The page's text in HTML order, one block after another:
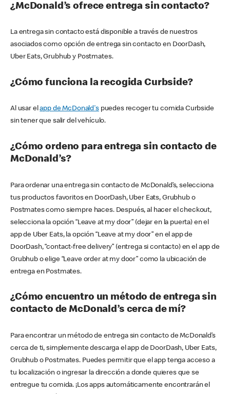
¿McDonald’s ofrece entrega sin contacto?
La entrega sin contacto está disponible a través de nuestros
asociados como opción de entrega sin contacto en DoorDash,
Uber Eats, Grubhub y Postmates.
¿Cómo funciona la recogida Curbside?
Al usar elapp de McDonald'spuedes recoger tu comida Curbside
sin tener que salir del vehículo.
¿Cómo ordeno para entrega sin contacto de
McDonald’s?
Para ordenar una entrega sin contacto de McDonald’s, selecciona
tus productos favoritos en DoorDash, Uber Eats, Grubhub o
Postmates como siempre haces. Después, al hacer el checkout,
selecciona la opción “Leave at my door” (dejar en la puerta) en el
app de Uber Eats, la opción “Leave at my door” en el app de
DoorDash, “contact-free delivery” (entrega si contacto) en el app de
Grubhub o elige “Leave order at my door” como la ubicación de
entrega en Postmates.
¿Cómo encuentro un método de entrega sin
contacto de McDonald’s cerca de mí?
Para encontrar un método de entrega sin contacto de McDonald’s
cerca de ti, simplemente descarga el app de DoorDash, Uber Eats,
Grubhub o Postmates. Puedes permitir que el app tenga acceso a
tu localización o ingresar la dirección a donde quieres que se
entregue tu comida. ¡Los apps automáticamente encontrarán el